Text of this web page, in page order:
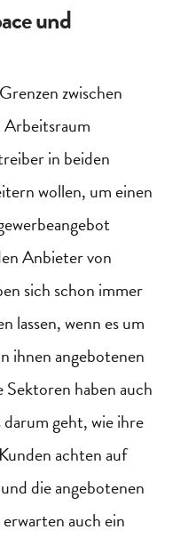
und
zwischen
Arbeitsraum
in beiden
wollen, um einen
Anbieter von
sich schon immer
lassen, wenn es um
ihnen angebotenen
Sektoren haben auch
geht, wie ihre
achten auf
die angebotenen
auch ein